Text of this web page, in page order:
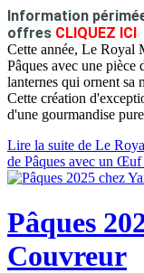
Information
offres CLIQUEZ ICI
Cette année, Le Royal
Pâques avec une
lanternes qui ornent sa
Cette création
d'une gourmandise
Lire la suite de Le
de Pâques avec un
Pâques
Couvreur